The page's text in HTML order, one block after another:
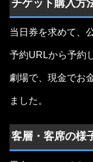
チケット購入方
当日券を求めて、
予約URLから予約
劇場で、現金でお
ました。
客層・客席の様